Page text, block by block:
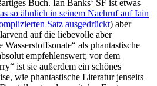
Buch. Ian Banks‘ SF ist etwas
so ähnlich in seinem Nachruf auf Iain
Satz ausgedrückt) aber
auf die liebevolle aber
als phantastische
empfehlenswert; vor dem
ist sie außerdem ein schönes
wie phantastische Literatur jenseits